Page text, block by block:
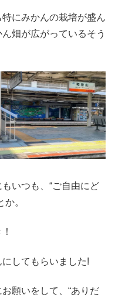
にみかんの栽培が盛ん
畑が広がっているそう
いつも、“ご自由にど
。
してもらいました!
願いをして、“ありだ